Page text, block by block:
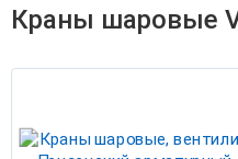
Краны шаровые